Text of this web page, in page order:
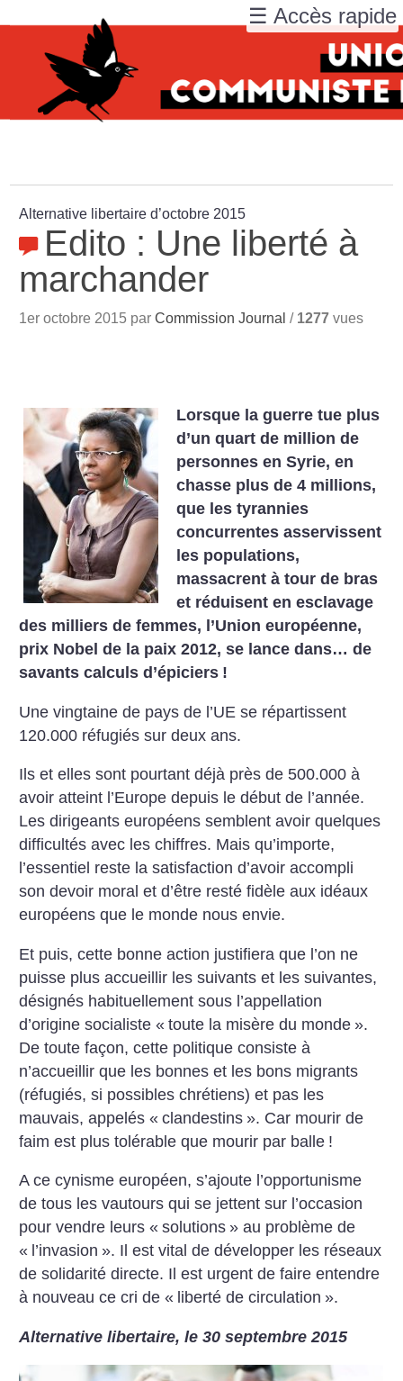
Alternative libertaire d’octobre 2015
Edito : Une liberté à
marchander
1er octobre 2015 parCommission Journal / 1277 vues
Lorsque la guerre tue plus
d’un quart de million de
personnes en Syrie, en
chasse plus de 4 millions,
que les tyrannies
concurrentes asservissent
les populations,
massacrent à tour de bras
et réduisent en esclavage
des milliers de femmes, l’Union européenne,
prix Nobel de la paix 2012, se lance dans… de
savants calculs d’épiciers !
Une vingtaine de pays de l’UE se répartissent
120.000 réfugiés sur deux ans.
Ils et elles sont pourtant déjà près de 500.000à
avoir atteint l’Europe depuis le début de l’année.
Les dirigeants européens semblent avoir quelques
difficultés avec les chiffres. Mais qu’importe,
l’essentiel reste la satisfaction d’avoir accompli
son devoir moral et d’être resté fidèle aux idéaux
européens que le monde nous envie.
Et puis, cette bonne action justifiera que l’on ne
puisse plus accueillir les suivants et les suivantes,
désignés habituellement sous l’appellation
d’origine socialiste « toute la misère du monde ».
De toute façon, cette politique consiste à
n’accueillir que les bonnes et les bons migrants
(réfugiés, si possibles chrétiens) et pas les
mauvais, appelés « clandestins ». Car mourir de
faim est plus tolérable que mourir par balle !
A ce cynisme européen, s’ajoute l’opportunisme
de tous les vautours qui se jettent sur l’occasion
pour vendre leurs « solutions » au problème de
« l’invasion ». Il est vital de développer les réseaux
de solidarité directe. Il est urgent de faire entendre
à nouveau ce cri de « liberté de circulation ».
Alternative libertaire, le 30 septembre 2015
☰ Accès rapide